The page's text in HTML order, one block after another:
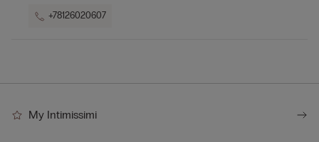
+78126020607
My Intimissimi